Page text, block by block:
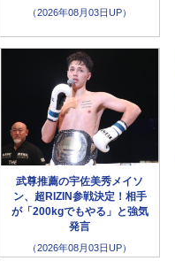
（2026年08月03日UP）
武尊推薦の宇佐美秀メイソ
ン、超RIZIN参戦決定！相手
が「200kgでもやる」と強気
発言
（2026年08月03日UP）